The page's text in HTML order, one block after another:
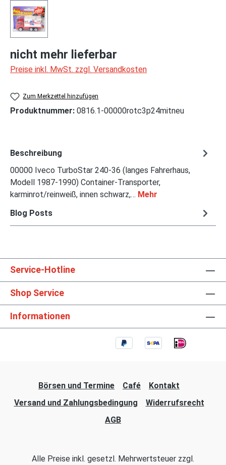
nicht mehr lieferbar
Preise inkl. MwSt. zzgl. Versandkosten
Zum Merkzettel hinzufügen
Produktnummer: 0816.1-00000rotc3p24mitneu
Beschreibung
00000 Iveco TurboStar 240-36 (langes Fahrerhaus,
Modell 1987-1990) Container-Transporter,
karminrot/reinweiß, innen schwarz,… Mehr
Blog Posts
Service-Hotline
Shop Service
Informationen
Börsen und Termine Café
Kontakt
Versand und Zahlungsbedingung
Widerrufsrecht
AGB
Alle Preise inkl. gesetzl. Mehrwertsteuer zzgl.